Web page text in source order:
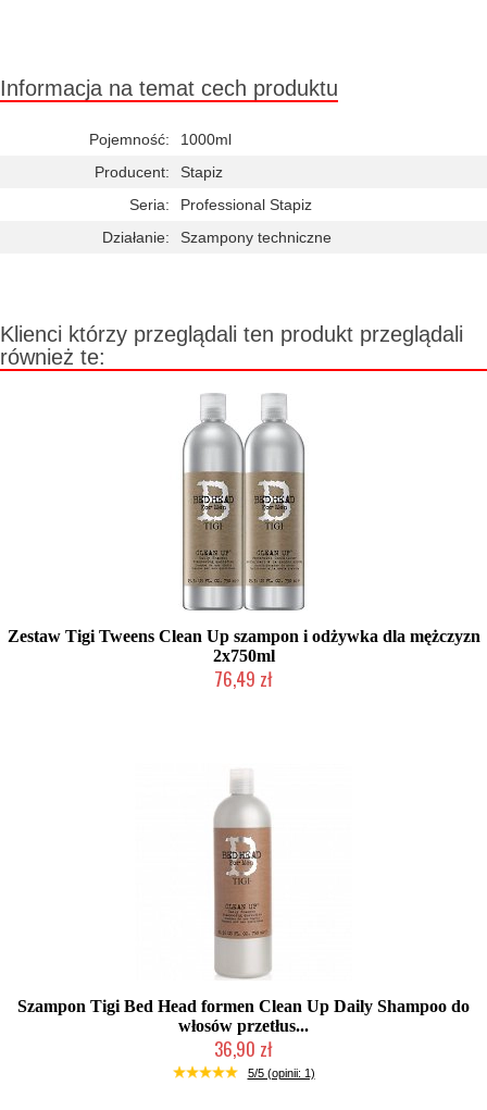
Informacja na temat cech produktu
Pojemność:
1000ml
Producent:
Stapiz
Seria:
Professional Stapiz
Działanie:
Szampony techniczne
Klienci którzy przeglądali ten produkt przeglądali
również te:
Zestaw Tigi Tweens Clean Up szampon i odżywka dla mężczyzn
2x750ml
76,49 zł
Szampon Tigi Bed Head formen Clean Up Daily Shampoo do
włosów przetłus...
36,90 zł
Produkt wycofany
5/5 (opinii: 1)